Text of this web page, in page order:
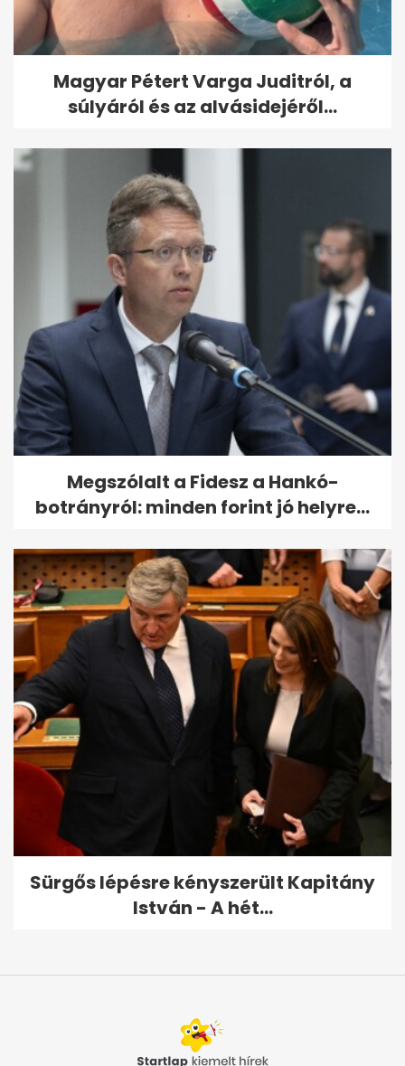
Magyar Pétert Varga Juditról, a
súlyáról és az alvásidejéről...
Megszólalt a Fidesz a Hankó-
botrányról: minden forint jó helyre...
Sürgős lépésre kényszerült Kapitány
István - A hét...